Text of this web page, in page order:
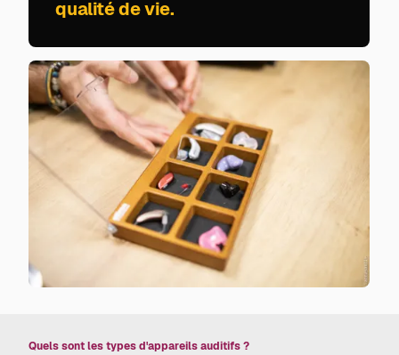
qualité de vie.
Quels sont les types d'appareils auditifs ?